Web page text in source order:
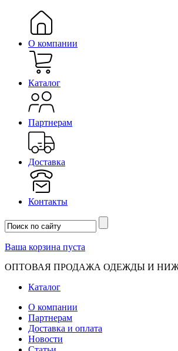
О компании
Каталог
Партнерам
Доставка
Контакты
Ваша корзина пуста
ОПТОВАЯ ПРОДАЖА ОДЕЖДЫ И
Каталог
О компании
Партнерам
Доставка и оплата
Новости